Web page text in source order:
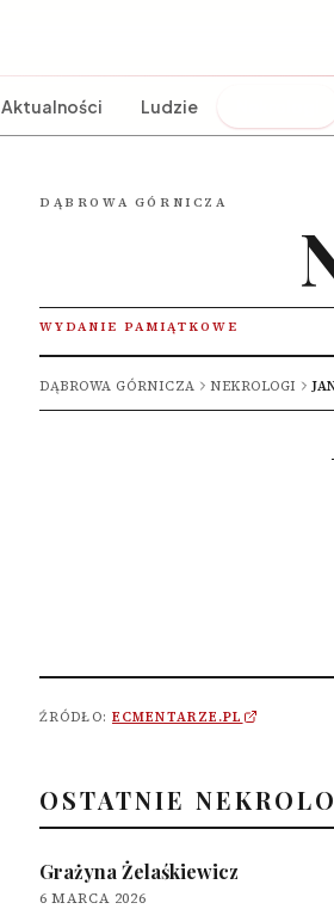
Aktualności Ludzie
DĄBROWA GÓRNICZA
WYDANIE PAMIĄTKOWE
DĄBROWA GÓRNICZA NEKROLOGI
ŹRÓDŁO: ECMENTARZE.PL
OSTATNIE
Grażyna Żelaśkiewicz
6 MARCA 2026